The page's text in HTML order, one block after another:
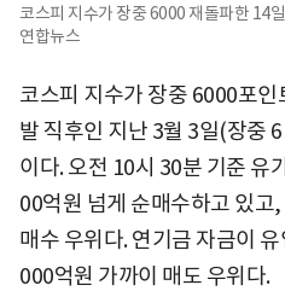
코스피 지수가 장중 6000 재돌파한 14
연합뉴스
코스피 지수가 장중 6000포
발 직후인 지난 3월 3일(장중
이다. 오전 10시 30분 기준 유
00억원 넘게 순매수하고 있고
매수 우위다. 연기금 자금이
000억원 가까이 매도 우위다.